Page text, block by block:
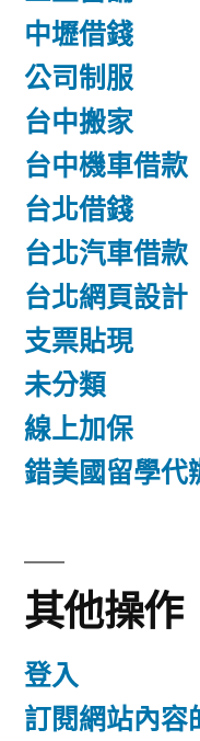
中壢借錢
公司制服
台中搬家
台中機車借款
台北借錢
台北汽車借款
台北網頁設計
支票貼現
未分類
線上加保
錯美國留學代
其他操作
登入
訂閱網站內容